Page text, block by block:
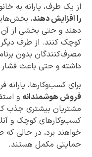
از یک طرف، یارانه به
را افزایش دهند،
دهند و حتی بخشی از آن
کوچک کنند. از طرف دیگر،
مصرف‌کنندگان بدون
داشته و حتی باعث
برای کسب‌وکارها، یارانه
فروش هوشمندانه و
مشتریان بیشتری جذب
کسب‌وکارهای کوچک و
خواهند برد، در حالی
حمایتی مکمل هستند.